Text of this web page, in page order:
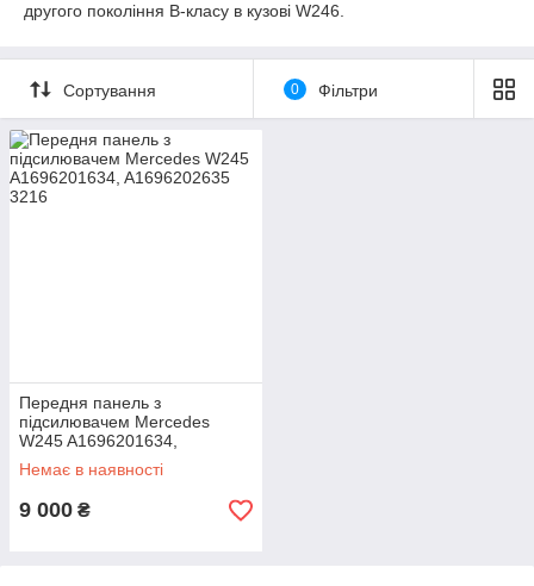
другого покоління B-класу в кузові W246.
Сортування 0 Фільтри
Передня панель з
підсилювачем Mercedes
W245 A1696201634,
A1696202635
Немає в наявності
9 000 ₴